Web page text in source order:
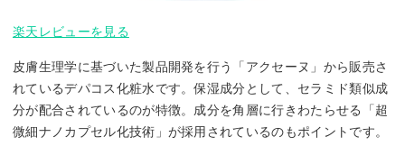
楽天レビューを見る
皮膚生理学に基づいた製品開発を行う「アクセーヌ」から販売さ
れているデパコス化粧水です。保湿成分として、セラミド類似成
分が配合されているのが特徴。成分を角層に行きわたらせる「超
微細ナノカプセル化技術」が採用されているのもポイントです。